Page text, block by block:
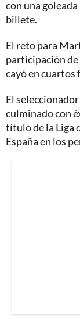
con una
billete.
El reto para
participación
cayó en cuartos
El
culminado con
título de la Liga
España en los